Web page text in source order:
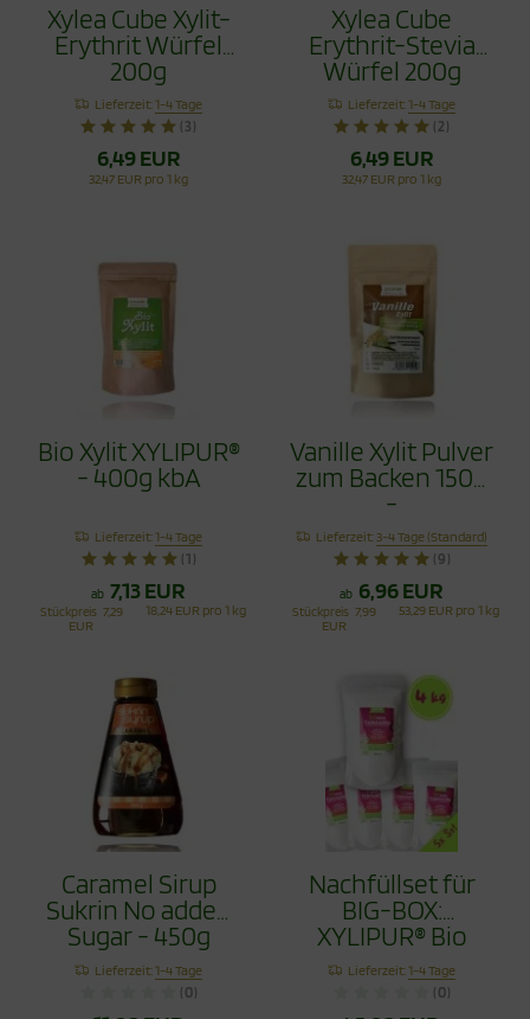
Xylea Cube Xylit-
Erythrit Würfel
200g
Lieferzeit:1-4 Tage
(3)
6,49 EUR
32,47 EUR pro 1 kg
Xylea Cube
Erythrit-Stevia
Würfel 200g
kalorienfrei*
Lieferzeit:1-4 Tage
(2)
6,49 EUR
32,47 EUR pro 1 kg
Bio Xylit XYLIPUR®
- 400g kbA
Lieferzeit:1-4 Tage
(1)
ab 7,13 EUR
Stückpreis 7,29
EUR
18,24 EUR pro 1 kg
Vanille Xylit Pulver
zum Backen 150g
-
Vanillezuckerersatz
Lieferzeit:3-4 Tage (Standard)
(9)
ab 6,96 EUR
Stückpreis 7,99
EUR
53,29 EUR pro 1 kg
Caramel Sirup
Sukrin No added
Sugar - 450g
Lieferzeit:1-4 Tage
(0)
Nachfüllset für
BIG-BOX:
XYLIPUR® Bio
Zero Erythrit 4 Kg
Lieferzeit:1-4 Tage
(0)